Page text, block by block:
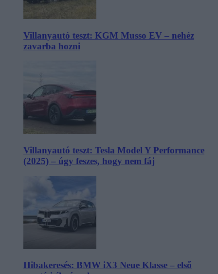
Villanyautó teszt: KGM Musso EV – nehéz
zavarba hozni
Villanyautó teszt: Tesla Model Y Performance
(2025) – úgy feszes, hogy nem fáj
Hibakeresés: BMW iX3 Neue Klasse – első